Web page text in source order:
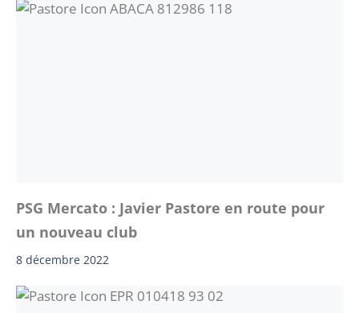
PSG Mercato : Javier Pastore en route pour
un nouveau club
8 décembre 2022